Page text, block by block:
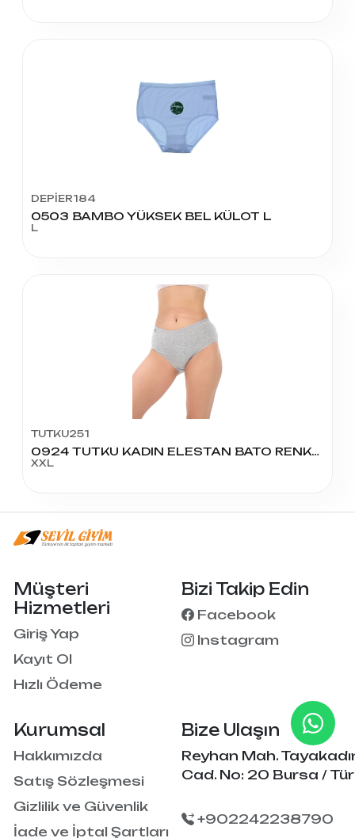
DEPİER184
0503 BAMBO YÜKSEK BEL KÜLOT L
L
TUTKU251
0924 TUTKU KADIN ELESTAN BATO RENKLİ NO:5
XXL
Kurumsal
Hakkımızda
Satış Sözleşmesi
Gizlilik ve Güvenlik
İade ve İptal Şartları
Müşteri
Hizmetleri
Giriş Yap
Kayıt Ol
Hızlı Ödeme
Bizi Takip Edin
Facebook
Instagram
Bize Ulaşın
Reyhan Mah.
Cad. No: 20 Bursa /
+902242238790